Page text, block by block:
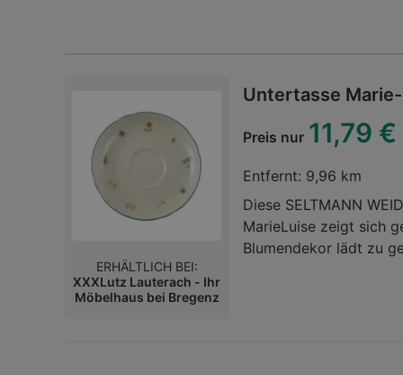
Untertasse
Preis nur 11,79 €
Entfernt: 9,96 km
Diese SELTMANN
MarieLuise zeigt sich
Blumendekor lädt zu
ERHÄLTLICH BEI:
XXXLutz Lauterach - Ihr
Möbelhaus bei Bregenz